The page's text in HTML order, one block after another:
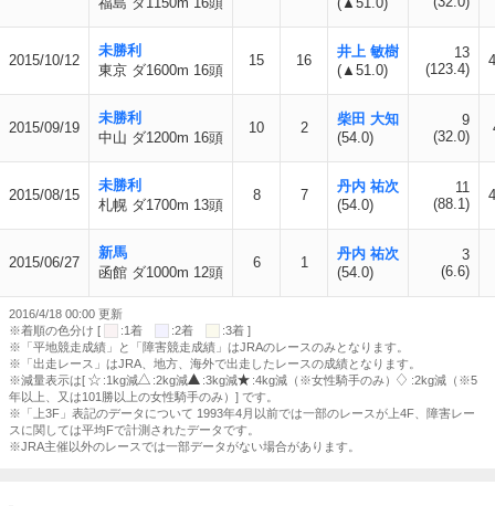
2015/10/12
未勝利
東京 ダ1600m 16頭
15 16
井上 敏樹
(▲51.0)
13
(123.4)
2015/09/19
未勝利
中山 ダ1200m 16頭
10 2
柴田 大知
(54.0)
9
(32.0)
2015/08/15
未勝利
札幌 ダ1700m 13頭
8 7
丹内 祐次
(54.0)
11
(88.1)
2015/06/27
新馬
函館 ダ1000m 12頭
6 1
丹内 祐次
(54.0)
3
(6.6)
2016/4/18 00:00 更新
※着順の色分け [
:1着 :2着
:3着 ]
※「平地競走成績」と「障害競走成績」はJRAのレースのみとなります。
※「出走レース」はJRA、地方、海外で出走したレースの成績となります。
※減量表示は[
:1kg減 :2kg減 :3kg減 :4kg減（※女性騎手のみ）
:2kg減（※5
年以上、又は101勝以上の女性騎手のみ）] です。
※「上3F」表記のデータについて 1993年4月以前では一部のレースが上4F、障害レー
スに関しては平均Fで計測されたデータです。
※JRA主催以外のレースでは一部データがない場合があります。